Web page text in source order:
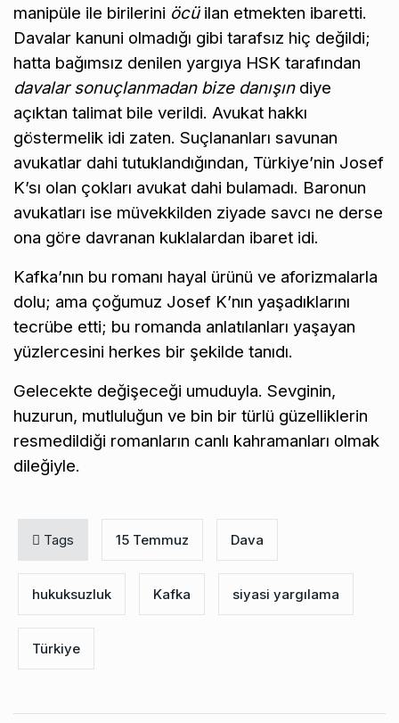
manipüle ile birilerini öcüilan etmekten ibaretti.
Davalar kanuni olmadığı gibi tarafsız hiç değildi;
hatta bağımsız denilen yargıya HSK tarafından
davalar sonuçlanmadan bize danışın diye
açıktan talimat bile verildi. Avukat hakkı
göstermelik idi zaten. Suçlananları savunan
avukatlar dahi tutuklandığından, Türkiye’nin Josef
K’sı olan çokları avukat dahi bulamadı. Baronun
avukatları ise müvekkilden ziyade savcı ne derse
ona göre davranan kuklalardan ibaret idi.
Kafka’nın bu romanı hayal ürünü ve aforizmalarla
dolu; ama çoğumuz Josef K’nın yaşadıklarını
tecrübe etti; bu romanda anlatılanları yaşayan
yüzlercesini herkes bir şekilde tanıdı.
Gelecekte değişeceği umuduyla. Sevginin,
huzurun, mutluluğun ve bin bir türlü güzelliklerin
resmedildiği romanların canlı kahramanları olmak
dileğiyle.
Tags 15 Temmuz Dava
hukuksuzluk Kafka siyasi yargılama
Türkiye